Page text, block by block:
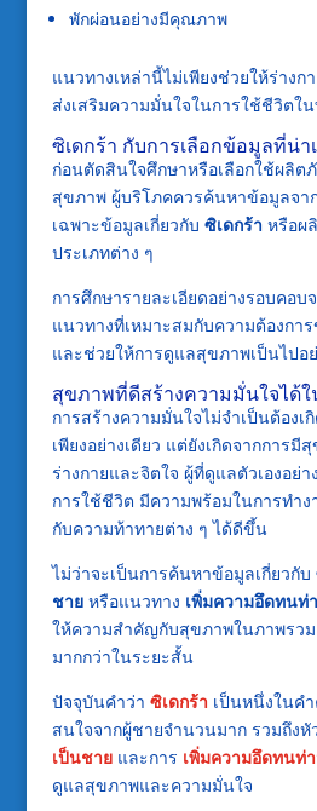
พักผ่อนอย่างมีคุณภาพ
แนวทางเหล่านี้ไม่เพียงช่วยให้ร่าง
ส่งเสริมความมั่นใจในการใช้ชีวิตใ
ซิเดกร้า กับการเลือกข้อมูลที่น่า
ก่อนตัดสินใจศึกษาหรือเลือกใช้ผลิต
สุขภาพ ผู้บริโภคควรค้นหาข้อมูลจา
เฉพาะข้อมูลเกี่ยวกับ ซิเดกร้า หรือผ
ประเภทต่าง ๆ
การศึกษารายละเอียดอย่างรอบคอบ
แนวทางที่เหมาะสมกับความต้องกา
และช่วยให้การดูแลสุขภาพเป็นไปอ
สุขภาพที่ดีสร้างความมั่นใจได้ใ
การสร้างความมั่นใจไม่จำเป็นต้องเ
เพียงอย่างเดียว แต่ยังเกิดจากการมี
ร่างกายและจิตใจ ผู้ที่ดูแลตัวเองอย่
การใช้ชีวิต มีความพร้อมในการทำ
กับความท้าทายต่าง ๆ ได้ดีขึ้น
ไม่ว่าจะเป็นการค้นหาข้อมูลเกี่ยวกับ
ชายหรือแนวทาง เพิ่มความอึดทนท่
ให้ความสำคัญกับสุขภาพในภาพรว
มากกว่าในระยะสั้น
ปัจจุบันคำว่า ซิเดกร้า เป็นหนึ่งในค
สนใจจากผู้ชายจำนวนมาก รวมถึงหั
เป็นชายและการ เพิ่มความอึดทนท่
ดูแลสุขภาพและความมั่นใจ